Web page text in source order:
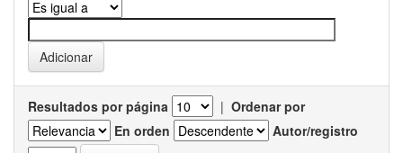
Resultados por página | Ordenar por
En orden
Autor/registro